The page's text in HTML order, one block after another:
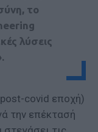
το
λύσεις
covid εποχή)
την επέκτασή